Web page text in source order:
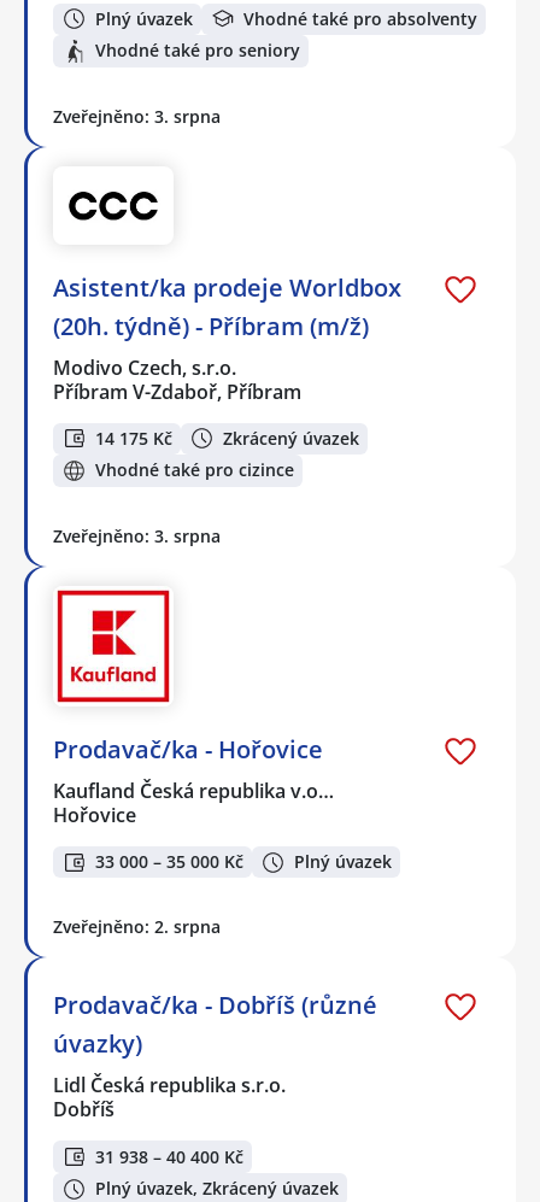
Plný úvazek
Vhodné také pro absolventy
Vhodné také pro seniory
Zveřejněno: 3. srpna
Asistent/ka prodeje Worldbox
(20h. týdně) - Příbram (m/ž)
Modivo Czech, s.r.o.
Příbram V-Zdaboř, Příbram
14 175 Kč
Zkrácený úvazek
Vhodné také pro cizince
Zveřejněno: 3. srpna
Prodavač/ka - Hořovice
Kaufland Česká republika v.o…
Hořovice
33 000 – 35 000 Kč Plný úvazek
Zveřejněno: 2. srpna
Prodavač/ka - Dobříš (různé
úvazky)
Lidl Česká republika s.r.o.
Dobříš
31 938 – 40 400 Kč
Plný úvazek, Zkrácený úvazek